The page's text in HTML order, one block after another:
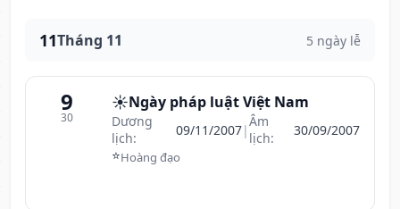
11Tháng 11 5 ngày lễ
9
30
☀️Ngày pháp luật Việt Nam
Dương
lịch:
09/11/2007|Âm
lịch:
30/09/2007
⭐Hoàng đạo